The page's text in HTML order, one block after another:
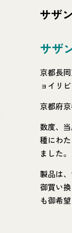
サザ
サザ
京都長
ョイリ
京都府
数度、
種にわ
ました。
製品は
御買い
も御希